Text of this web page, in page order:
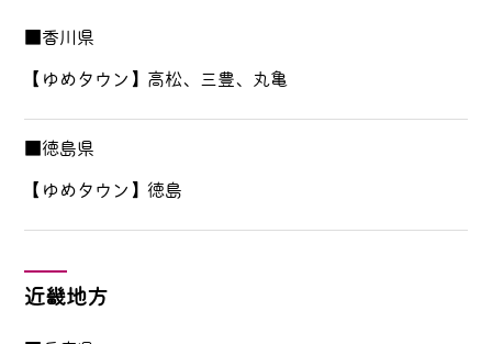
■香川県
【ゆめタウン】高松、三豊、丸亀
■徳島県
【ゆめタウン】徳島
近畿地方